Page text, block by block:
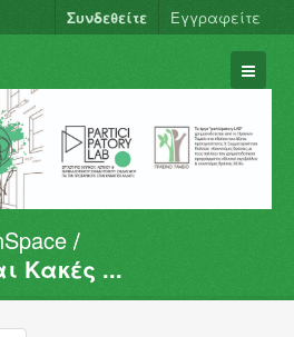
Συνδεθείτε Εγγραφείτε
Κακές ...